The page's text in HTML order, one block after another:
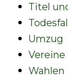
Titel
Umzug
Wahlen